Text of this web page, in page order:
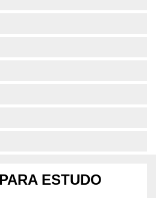
ESTUDO